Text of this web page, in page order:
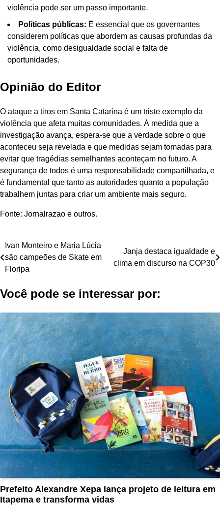
violência pode ser um passo importante.
Políticas públicas: É essencial que os governantes
considerem políticas que abordem as causas profundas da
violência, como desigualdade social e falta de
oportunidades.
Opinião do Editor
O ataque a tiros em Santa Catarina é um triste exemplo da
violência que afeta muitas comunidades. À medida que a
investigação avança, espera-se que a verdade sobre o que
aconteceu seja revelada e que medidas sejam tomadas para
evitar que tragédias semelhantes aconteçam no futuro. A
segurança de todos é uma responsabilidade compartilhada, e
é fundamental que tanto as autoridades quanto a população
trabalhem juntas para criar um ambiente mais seguro.
Fonte: Jornalrazao e outros.
Navegação
de
Ivan Monteiro e Maria Lúcia
são campeões de Skate em
Floripa
Janja destaca igualdade e
clima em discurso na COP30
Você pode se interessar por:
Prefeito Alexandre Xepa lança projeto de leitura em
Itapema e transforma vidas